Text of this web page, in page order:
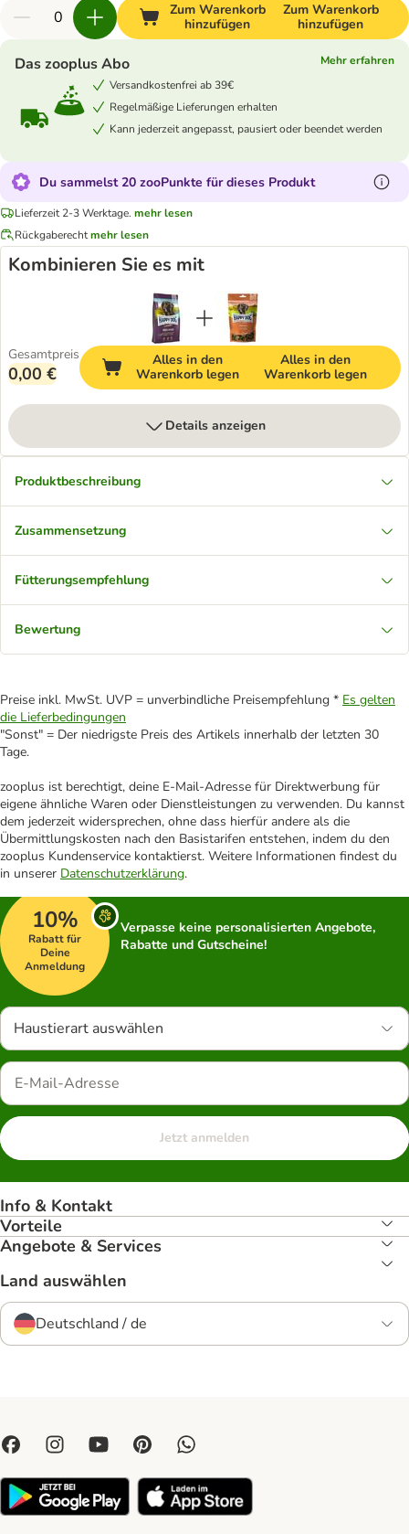
Zum Warenkorb
hinzufügen
Zum Warenkorb
hinzufügen
Das zooplus Abo
Mehr erfahren
Versandkostenfrei ab 39€
Regelmäßige Lieferungen erhalten
Kann jederzeit angepasst, pausiert oder beendet werden
Du sammelst 20 zooPunkte für dieses Produkt
Lieferzeit 2-3 Werktage. mehr lesen
Rückgaberechtmehr lesen
Kombinieren Sie es mit
Gesamtpreis
0,00 €
Alles in den
Warenkorb legen
Alles in den
Warenkorb legen
Details anzeigen
Produktbeschreibung
Zusammensetzung
Fütterungsempfehlung
Bewertung
Preise inkl. MwSt. UVP = unverbindliche Preisempfehlung * Es gelten
die Lieferbedingungen
"Sonst" = Der niedrigste Preis des Artikels innerhalb der letzten 30
Tage.
zooplus ist berechtigt, deine E-Mail-Adresse für Direktwerbung für
eigene ähnliche Waren oder Dienstleistungen zu verwenden. Du kannst
dem jederzeit widersprechen, ohne dass hierfür andere als die
Übermittlungskosten nach den Basistarifen entstehen, indem du den
zooplus Kundenservice kontaktierst. Weitere Informationen findest du
in unserer Datenschutzerklärung.
10%
Rabatt für
Deine
Anmeldung
Verpasse keine personalisierten Angebote,
Rabatte und Gutscheine!
Haustierart auswählen
Jetzt anmelden
Info & Kontakt
Vorteile
Angebote & Services
Land auswählen
Deutschland / de